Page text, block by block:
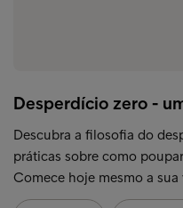
Desperdício zero -
Descubra a filosofia do
práticas sobre como
Comece hoje mesmo a sua